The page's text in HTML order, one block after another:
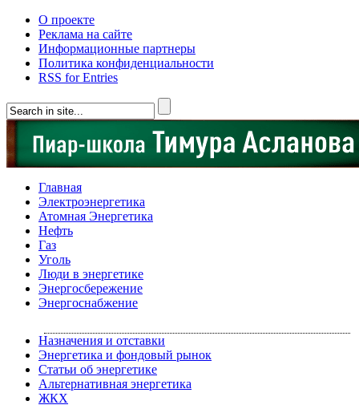
О проекте
Реклама на сайте
Информационные партнеры
Политика конфиденциальности
RSS for Entries
Главная
Электроэнергетика
Атомная Энергетика
Нефть
Газ
Уголь
Люди в энергетике
Энергосбережение
Энергоснабжение
Назначения и отставки
Энергетика и фондовый рынок
Статьи об энергетике
Альтернативная энергетика
ЖКХ